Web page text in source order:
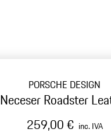
PORSCHE DESIGN
Neceser Roadster
259,00 € inc. IVA